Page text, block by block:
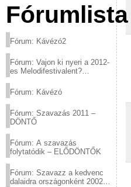
Fórumlista
Fórum: Kávézó2
Fórum: Vajon ki nyeri a 2012-
es Melodifestivalent?
Fórum: Kávézó
Fórum: Szavazás 2011 –
DÖNTŐ
Fórum: A szavazás
folytatódik – ELŐDÖNTŐK
Fórum: Szavazz a kedvenc
dalaidra országonként 2002